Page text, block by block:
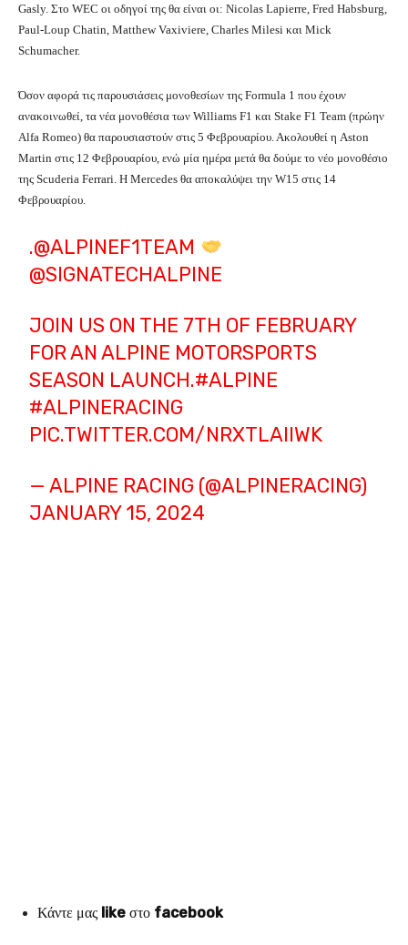
Gasly. Στο WEC οι οδηγοί της θα είναι οι: Nicolas Lapierre, Fred Habsburg,
Paul-Loup Chatin, Matthew Vaxiviere, Charles Milesi και Mick
Schumacher.
Όσον αφορά τις παρουσιάσεις μονοθεσίων της Formula 1 που έχουν
ανακοινωθεί, τα νέα μονοθέσια των Williams F1 και Stake F1 Team (πρώην
Alfa Romeo) θα παρουσιαστούν στις 5 Φεβρουαρίου. Ακολουθεί η Aston
Martin στις 12 Φεβρουαρίου, ενώ μία ημέρα μετά θα δούμε το νέο μονοθέσιο
της Scuderia Ferrari. Η Mercedes θα αποκαλύψει την W15 στις 14
Φεβρουαρίου.
.@ALPINEF1TEAM
@SIGNATECHALPINE
JOIN US ON THE 7TH OF FEBRUARY
FOR AN ALPINE MOTORSPORTS
SEASON LAUNCH.#ALPINE
#ALPINERACING
PIC.TWITTER.COM/NRXTLAIIWK
— ALPINE RACING (@ALPINERACING)
JANUARY 15, 2024
Κάντε μας like στο facebook